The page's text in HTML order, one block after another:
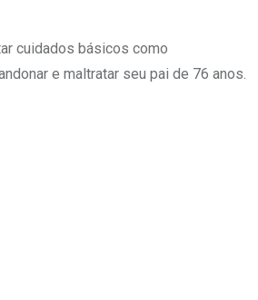
cuidados básicos como
e maltratar seu pai de 76 anos.